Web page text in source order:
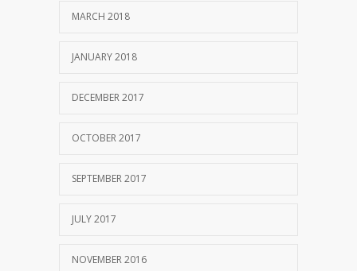
MARCH 2018
JANUARY 2018
DECEMBER 2017
OCTOBER 2017
SEPTEMBER 2017
JULY 2017
NOVEMBER 2016